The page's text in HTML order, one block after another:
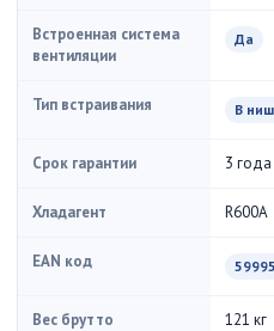
Встроенная система
вентиляции
Да
Тип встраивания В
Срок гарантии 3 года
Хладагент R600A
EAN код
Вес брутто 121 кг